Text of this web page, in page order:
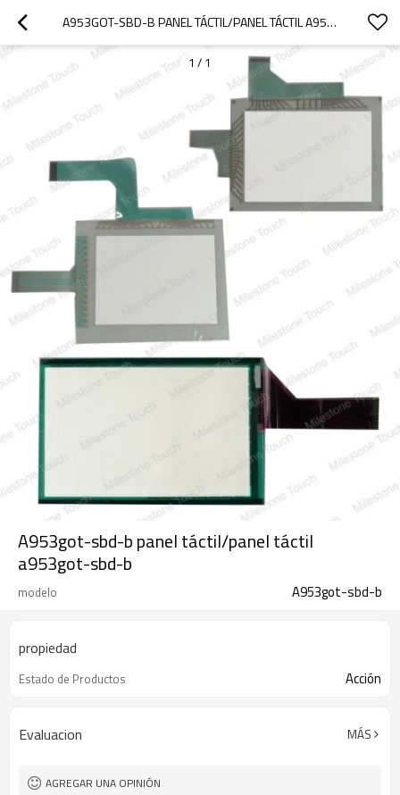
A953GOT-SBD-B PANEL TÁCTIL/PANEL TÁCTIL A953GOT-SBD-B
1 / 1
A953got-sbd-b panel táctil/panel táctil
a953got-sbd-b
modelo A953got-sbd-b
propiedad
Estado de Productos Acción
Evaluacion MÁS
AGREGAR UNA OPINIÓN